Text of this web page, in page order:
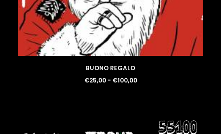
BUONO REGALO
€25,00 - €100,00Fascia
€100,00